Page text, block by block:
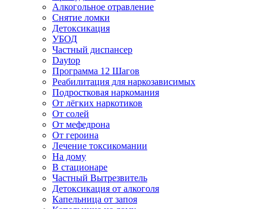
Алкогольное отравление
Снятие ломки
Детоксикация
УБОД
Частный диспансер
Daytop
Программа 12 Шагов
Реабилитация для наркозависимых
Подростковая наркомания
От лёгких наркотиков
От солей
От мефедрона
От героина
Лечение токсикомании
На дому
В стационаре
Частный Вытрезвитель
Детоксикация от алкоголя
Капельница от запоя